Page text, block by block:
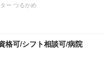
ー つるかめ
格可/シフト相談可/病院